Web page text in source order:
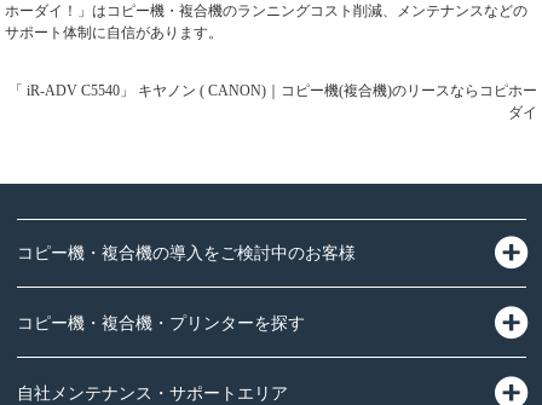
ホーダイ！」はコピー機・複合機のランニングコスト削減、メンテナンスなどの
サポート体制に自信があります。
「 iR-ADV C5540」 キヤノン ( CANON)｜コピー機(複合機)のリースならコピホー
ダイ
コピー機・複合機の導入をご検討中のお客様
コピー機・複合機・プリンターを探す
自社メンテナンス・サポートエリア